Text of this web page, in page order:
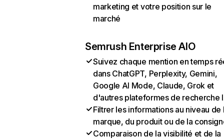
marketing et votre position sur le
marché
Semrush Enterprise AIO
Suivez chaque mention en temps
dans ChatGPT, Perplexity, Gemini,
Google AI Mode, Claude, Grok et
d'autres plateformes de recherche
Filtrer les informations au niveau de
marque, du produit ou de la
Comparaison de la visibilité et de la